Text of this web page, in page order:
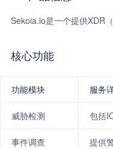
Sekoia.io是一个提供XDR
核心功能
功能模块 服务
威胁检测 包括
事件调查 提供